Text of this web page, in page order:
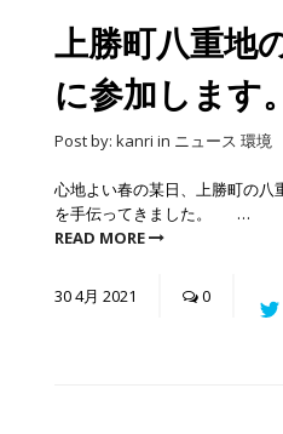
上勝町八重地
に参加します。
Post by: kanri in ニュース 環境
心地よい春の某日、上勝町の八
を手伝ってきました。 …
READ MORE
304月 2021 0